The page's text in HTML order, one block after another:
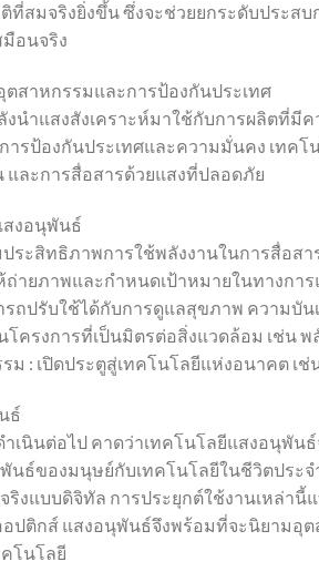
ที่สมจริงยิ่งขึ้น ซึ่งจะช่วยยกระดับประส
อนจริง
ตสาหกรรมและการป้องกันประเทศ
นำแสงสังเคราะห์มาใช้กับการผลิตที่มี
รป้องกันประเทศและความมั่นคง เทค
และการสื่อสารด้วยแสงที่ปลอดภัย
สงอนุพันธ์
ระสิทธิภาพการใช้พลังงานในการสื่อสา
ถ่ายภาพและกำหนดเป้าหมายในทางกา
ถปรับใช้ได้กับการดูแลสุขภาพ ความบัน
ครงการที่เป็นมิตรต่อสิ่งแวดล้อม เช่น พ
ม : เปิดประตูสู่เทคโนโลยีแห่งอนาคต
ธ์
เนินต่อไป คาดว่าเทคโนโลยีแสงอนุพัน
ธ์ของมนุษย์กับเทคโนโลยีในชีวิตประ
ริงแบบดิจิทัล การประยุกต์ใช้งานเหล่า
ปติกส์ แสงอนุพันธ์จึงพร้อมที่จะนิยามอุ
โนโลยี